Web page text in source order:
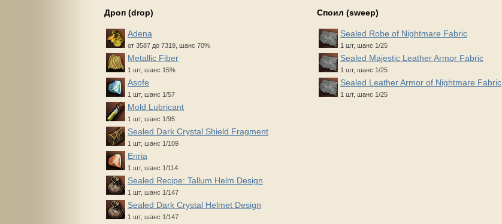
Дроп (drop)
Adena
от 3587 до 7319, шанс 70%
Metallic Fiber
1 шт, шанс 15%
Asofe
1 шт, шанс 1/57
Mold Lubricant
1 шт, шанс 1/95
Sealed Dark Crystal Shield Fragment
1 шт, шанс 1/109
Enria
1 шт, шанс 1/114
Sealed Recipe: Tallum Helm Design
1 шт, шанс 1/147
Sealed Dark Crystal Helmet Design
1 шт, шанс 1/147
Споил (sweep)
Sealed Robe of Nightmare Fabric
1 шт, шанс 1/25
Sealed Majestic Leather Armor Fabric
1 шт, шанс 1/25
Sealed Leather Armor of Nightmare Fabric
1 шт, шанс 1/25